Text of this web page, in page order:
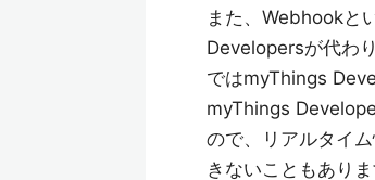
また、Webhookと
Developersが代わ
ではmyThings
myThings
ので、リアルタイ
きないこともありま